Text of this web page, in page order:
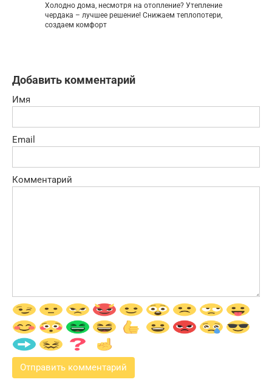
Холодно дома, несмотря на отопление? Утепление
чердака – лучшее решение! Снижаем теплопотери,
создаем комфорт
Добавить комментарий
Имя
Email
Комментарий